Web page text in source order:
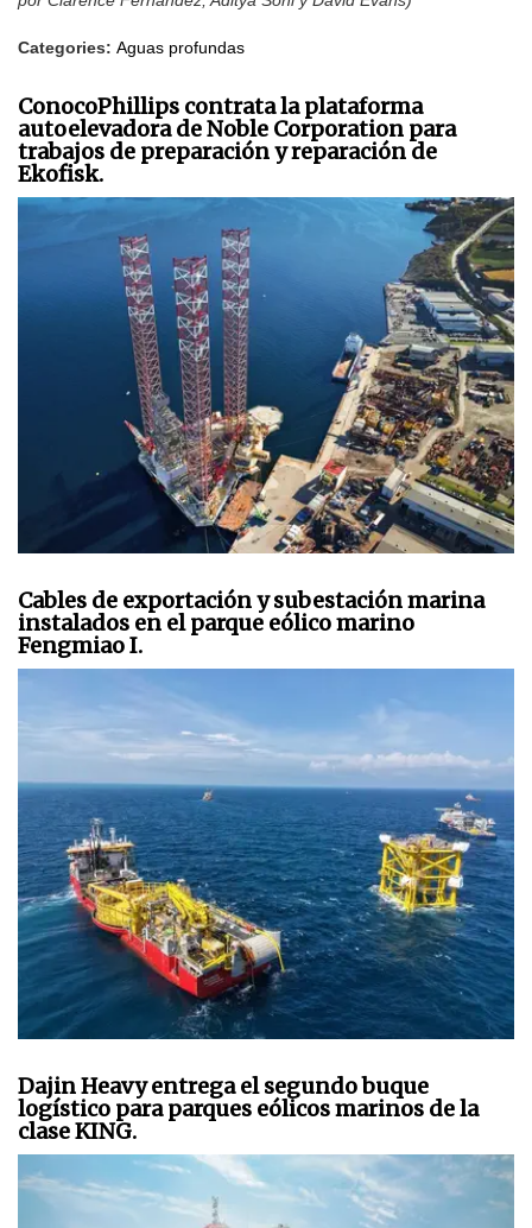
Categories: Aguas profundas
ConocoPhillips contrata la plataforma
autoelevadora de Noble Corporation para
trabajos de preparación y reparación de
Ekofisk.
Cables de exportación y subestación marina
instalados en el parque eólico marino
Fengmiao I.
Dajin Heavy entrega el segundo buque
logístico para parques eólicos marinos de la
clase KING.